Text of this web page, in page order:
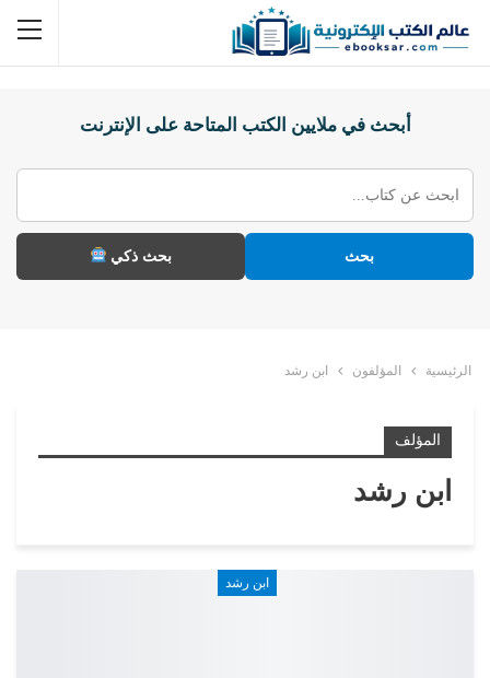
أبحث في ملايين الكتب المتاحة على الإنترنت
بحث بحث ذكي
الرئيسية المؤلفون ابن رشد
المؤلف
ابن رشد
ابن رشد